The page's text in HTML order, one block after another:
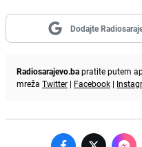
Dodajte
Radiosarajevo.bapratite putem
mreža Twitter | Facebook |